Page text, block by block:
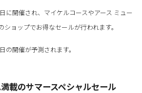
に開催され、マイケルコースやアース ミュー
ョップでお得なセールが行われます。
の開催が予測されます。
載のサマースペシャルセール